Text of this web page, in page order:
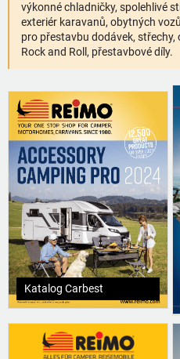
výkonné chladničky, spolehlivé
exteriér karavanů, obytných
pro přestavbu dodávek, střechy,
Rock and Roll, přestavbové díly.
Katalog Carbest